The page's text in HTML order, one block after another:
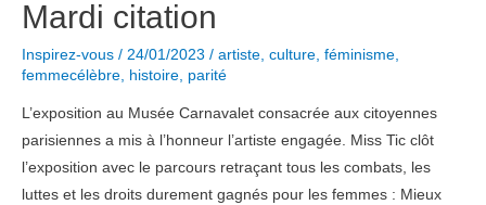
Mardi citation
Inspirez-vous / 24/01/2023 / artiste culture féminisme
femmecélèbre histoire parité
L’exposition au Musée Carnavalet consacrée aux citoyennes
parisiennes a mis à l’honneur l’artiste engagée. Miss Tic clôt
l’exposition avec le parcours retraçant tous les combats, les
luttes et les droits durement gagnés pour les femmes : Mieux